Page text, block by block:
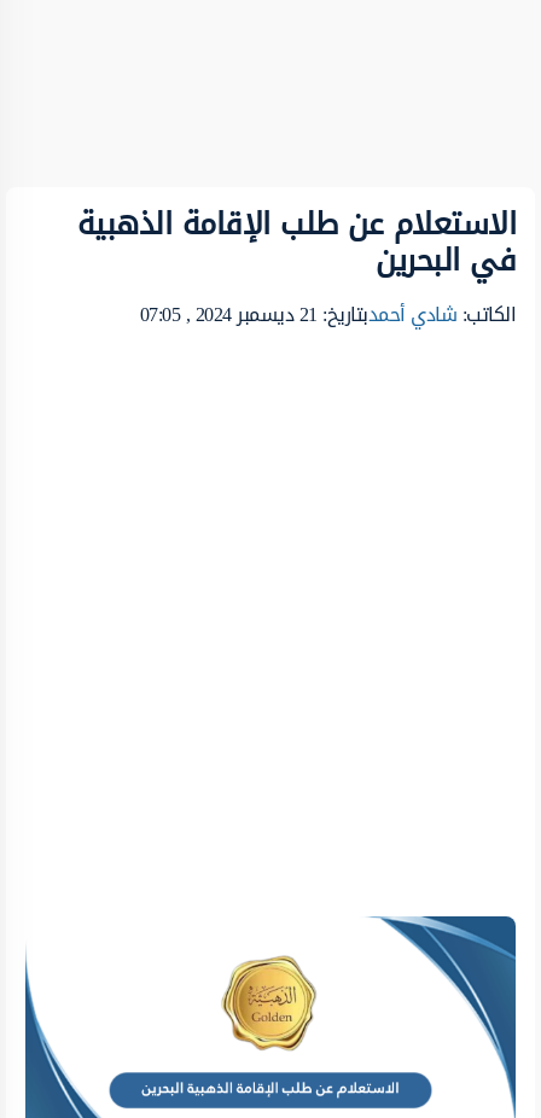
الاستعلام عن طلب الإقامة الذهبية
في البحرين
الكاتب:شادي أحمدبتاريخ: 21 ديسمبر 2024 , 07:05